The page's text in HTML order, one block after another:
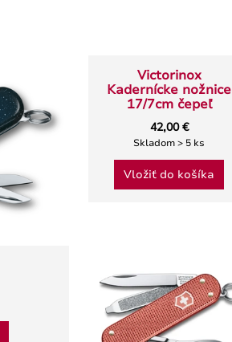
Gentle Rose
46,00 €
Skladom > 5 ks
Victorinox
Kadernícke nožnice
17/7cm čepeľ
42,00 €
Skladom > 5 ks
Vložiť do košíka